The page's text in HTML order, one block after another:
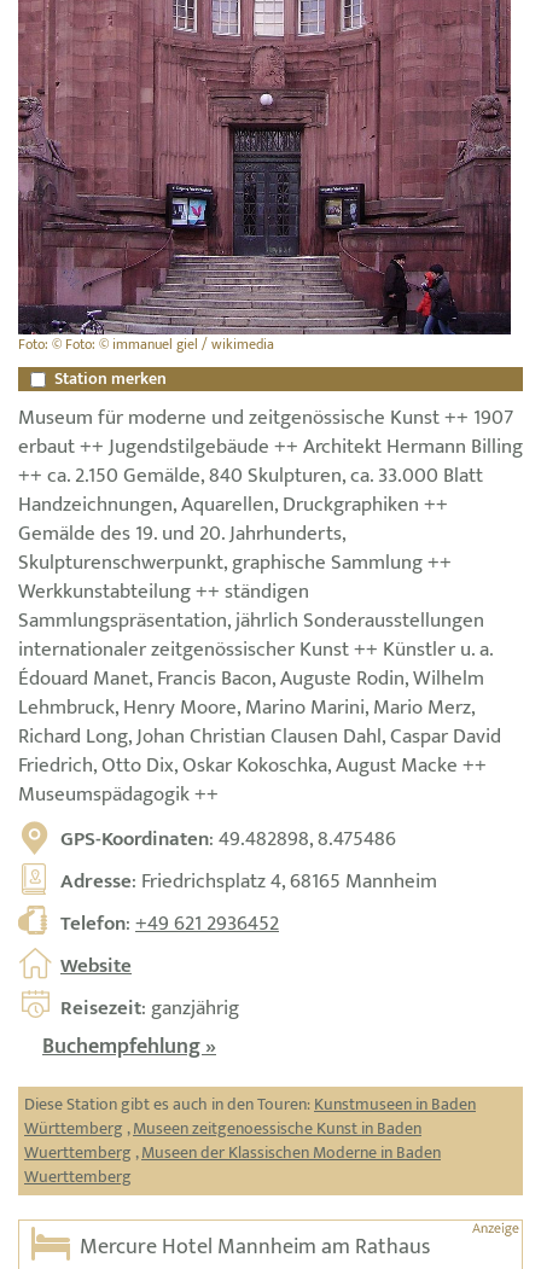
Foto: © Foto: © immanuel giel / wikimedia
Station merken
Museum für moderne und zeitgenössische Kunst ++ 1907
erbaut ++ Jugendstilgebäude ++ Architekt Hermann Billing
++ ca. 2.150 Gemälde, 840 Skulpturen, ca. 33.000 Blatt
Handzeichnungen, Aquarellen, Druckgraphiken ++
Gemälde des 19. und 20. Jahrhunderts,
Skulpturenschwerpunkt, graphische Sammlung ++
Werkkunstabteilung ++ ständigen
Sammlungspräsentation, jährlich Sonderausstellungen
internationaler zeitgenössischer Kunst ++ Künstler u. a.
Édouard Manet, Francis Bacon, Auguste Rodin, Wilhelm
Lehmbruck, Henry Moore, Marino Marini, Mario Merz,
Richard Long, Johan Christian Clausen Dahl, Caspar David
Friedrich, Otto Dix, Oskar Kokoschka, August Macke ++
Museumspädagogik ++
GPS-Koordinaten: 49.482898, 8.475486
Adresse: Friedrichsplatz 4, 68165 Mannheim
Telefon:+49 621 2936452
Website
Reisezeit: ganzjährig
Buchempfehlung »
Diese Station gibt es auch in den Touren:Kunstmuseen in Baden
Württemberg ,Museen zeitgenoessische Kunst in Baden
Wuerttemberg ,Museen der Klassischen Moderne in Baden
Wuerttemberg
Mercure Hotel Mannheim am Rathaus